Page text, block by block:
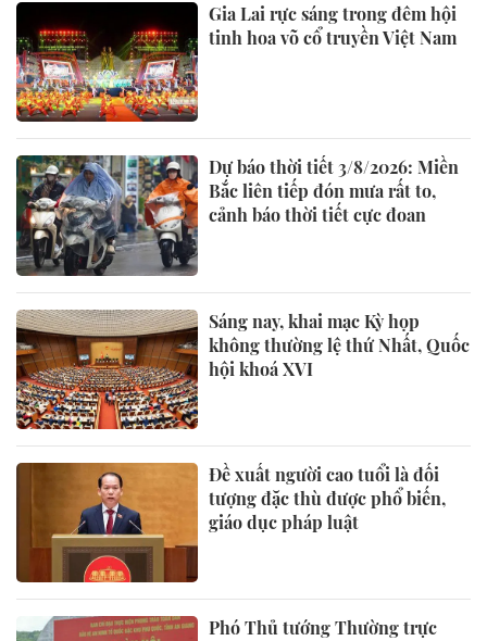
Gia Lai rực sáng trong đêm hội
tinh hoa võ cổ truyền Việt Nam
Dự báo thời tiết 3/8/2026: Miền
Bắc liên tiếp đón mưa rất to,
cảnh báo thời tiết cực đoan
Sáng nay, khai mạc Kỳ họp
không thường lệ thứ Nhất, Quốc
hội khoá XVI
Đề xuất người cao tuổi là đối
tượng đặc thù được phổ biến,
giáo dục pháp luật
Phó Thủ tướng Thường trực